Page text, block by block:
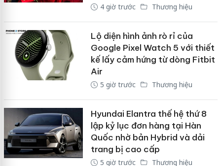
4 giờ trước Thương hiệu
Lộ diện hình ảnh rò rỉ của
Google Pixel Watch 5 với thiết
kế lấy cảm hứng từ dòng Fitbit
Air
5 giờ trước Thương hiệu
Hyundai Elantra thế hệ thứ 8
lập kỷ lục đơn hàng tại Hàn
Quốc nhờ bản Hybrid và dải
trang bị cao cấp
5 giờ trước Thương hiệu